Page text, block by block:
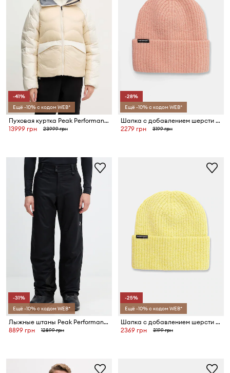
-41%
Ещё -10% с кодом WEB*
Пуховая куртка Peak Performance HELIUM
13999 грн
23999 грн
-28%
Ещё -10% с кодом WEB*
Шапка с добавлением шерсти Peak Performance Woolblend Hat
2279 грн
3199 грн
-31%
Ещё -10% с кодом WEB*
Лыжные штаны Peak Performance Maroon
8899 грн
12899 грн
-25%
Ещё -10% с кодом WEB*
Шапка с добавлением шерсти Peak Performance Woolblend Hat
2369 грн
3199 грн